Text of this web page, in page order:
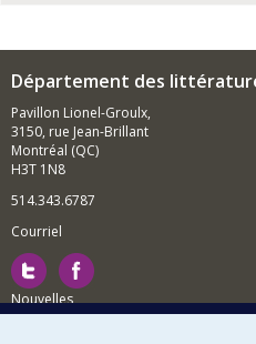
Département des
Pavillon Lionel-Groulx,
3150, rue Jean-Brillant
Montréal (QC)
H3T 1N8
514.343.6787
Courriel
Nouvelles